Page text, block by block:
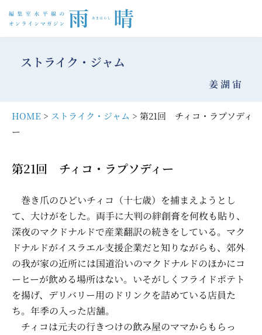
へ
プ
ストライク・ジャム
姜 湖 宙
HOME > ストライク・ジャム > 第21回 チィコ・ラプソディ
ー
第21回 チィコ・ラプソディー
巻き爪のひどいチィコ（十七歳）を捕まえようとし
て、大けがをした。両手に大判の絆創膏を何枚も貼り、
深夜のマクドナルドで産業翻訳の続きをしている。マク
ドナルドがイスラエル支援企業だと知りながらも、郊外
の我が家の近所には国道沿いのマクドナルドのほかにコ
ーヒーが飲める場所はない。いそがしくフライドポテト
を揚げ、デリバリー用のドリンクを詰めている店員た
ち。年季の入った店舗。
チィコは元夫の行きつけの飲み屋のママからもらっ